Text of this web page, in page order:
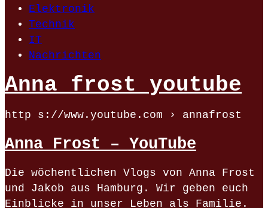
Elektronik
Technik
IT
Nachrichten
Anna frost youtube
http s://www.youtube.com › annafrost
Anna Frost – YouTube
Die wöchentlichen Vlogs von Anna Frost
und Jakob aus Hamburg. Wir geben euch
Einblicke in unser Leben als Familie.